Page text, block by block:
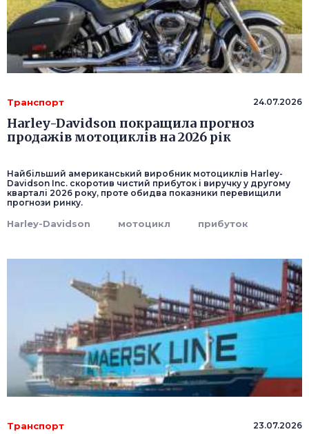
Транспорт 24.07.2026
Harley-Davidson покращила прогноз
продажів мотоциклів на 2026 рік
Найбільший американський виробник мотоциклів Harley-
Davidson Inc. скоротив чистий прибуток і виручку у другому
кварталі 2026 року, проте обидва показники перевищили
прогнози ринку.
Harley-Davidson мотоцикл прибуток
Транспорт 23.07.2026